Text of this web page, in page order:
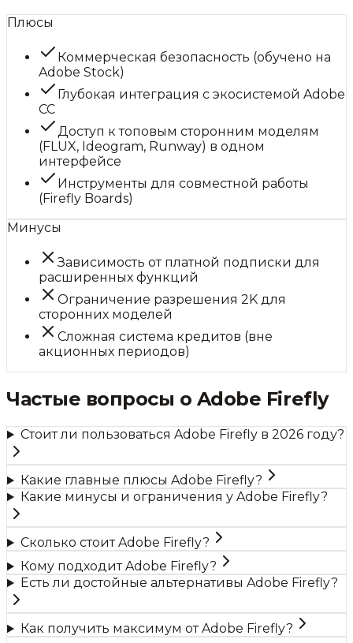
Плюсы
Коммерческая безопасность (обучено на
Adobe Stock)
Глубокая интеграция с экосистемой Adobe
CC
Доступ к топовым сторонним моделям
(FLUX, Ideogram, Runway) в одном
интерфейсе
Инструменты для совместной работы
(Firefly Boards)
Минусы
Зависимость от платной подписки для
расширенных функций
Ограничение разрешения 2K для
сторонних моделей
Сложная система кредитов (вне
акционных периодов)
Частые вопросы о Adobe Firefly
Стоит ли пользоваться Adobe Firefly в 2026 году?
Какие главные плюсы Adobe Firefly?
Какие минусы и ограничения у Adobe Firefly?
Сколько стоит Adobe Firefly?
Кому подходит Adobe Firefly?
Есть ли достойные альтернативы Adobe Firefly?
Как получить максимум от Adobe Firefly?